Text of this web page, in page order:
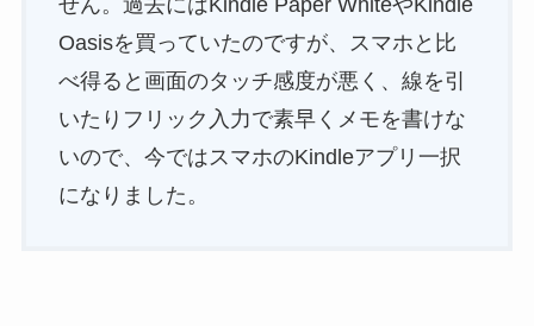
Oasisを買っていたのですが、スマホと比
べ得ると画面のタッチ感度が悪く、線を引
いたりフリック入力で素早くメモを書けな
いので、今ではスマホのKindleアプリ一択
になりました。